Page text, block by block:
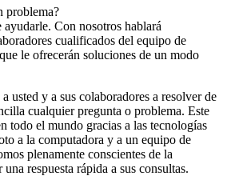
problema?
ayudarle. Con nosotros hablará
cualificados del equipo de
le ofrecerán soluciones de un modo
usted y a sus colaboradores a resolver de
cualquier pregunta o problema. Este
todo el mundo gracias a las tecnologías
a la computadora y a un equipo de
plenamente conscientes de la
respuesta rápida a sus consultas.